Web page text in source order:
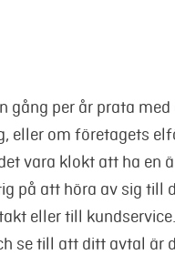
gång per år prata
eller om företagets
vara klokt att ha en
på att höra av sig till
eller till
se till att ditt avtal är